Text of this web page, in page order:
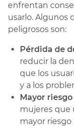
enfrentan
usarlo. Algunos
peligrosos son:
Pérdida de
reducir la
que los
y a los
Mayor
mujeres que
mayor riesgo